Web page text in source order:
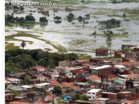
7 de agosto de 2026